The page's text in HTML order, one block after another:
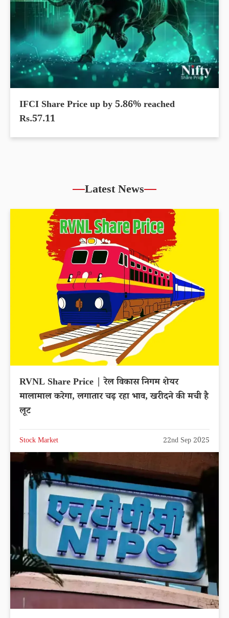
IFCI Share Price up by 5.86% reached
Rs.57.11
Latest News
RVNL Share Price | रेल विकास निगम शेयर
मालामाल करेगा, लगातार चढ़ रहा भाव, खरीदने की मची है
लूट
Stock Market 22nd Sep 2025